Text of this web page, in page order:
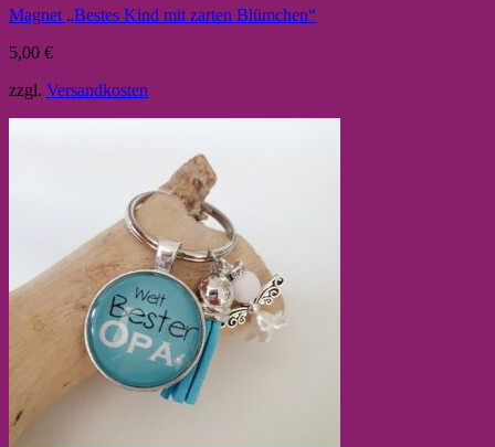
Magnet „Bestes Kind mit zarten Blümchen“
5,00 €
zzgl. Versandkosten